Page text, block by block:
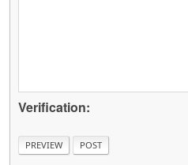
Verification: